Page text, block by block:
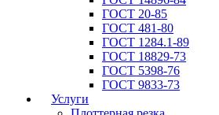
ГОСТ 20-85
ГОСТ 481-80
ГОСТ 1284.1-89
ГОСТ 18829-73
ГОСТ 5398-76
ГОСТ 9833-73
Услуги